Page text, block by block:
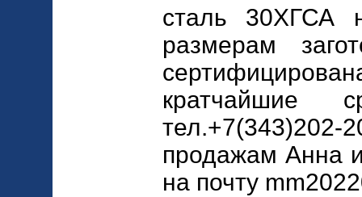
сталь 30ХГСА
размерам
кратчайшие
продажам Анна
на почту